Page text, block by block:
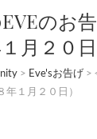
のお
月２０日
> Eve'sお告げ >
年１月２０日）